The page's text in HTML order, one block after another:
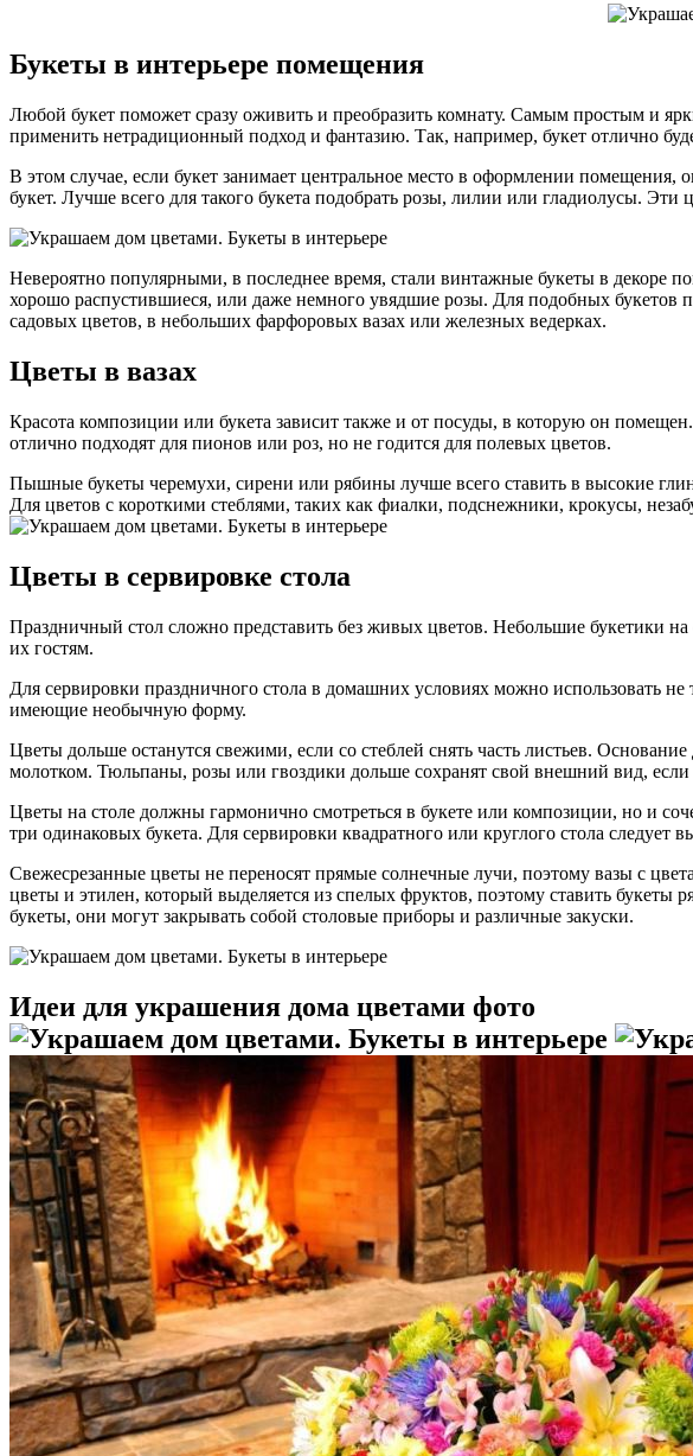
Букеты в интерьере помещения
Любой букет поможет сразу оживить и преобразить комнату. Самым простым и
применить нетрадиционный подход и фантазию. Так, например, букет отлично
В этом случае, если букет занимает центральное место в оформлении
букет. Лучше всего для такого букета подобрать розы, лилии или гладиолусы. Эти
Невероятно популярными, в последнее время, стали винтажные букеты в декоре
хорошо распустившиеся, или даже немного увядшие розы. Для подобных букетов
садовых цветов, в небольших фарфоровых вазах или железных ведерках.
Цветы в вазах
Красота композиции или букета зависит также и от посуды, в которую он
отлично подходят для пионов или роз, но не годится для полевых цветов.
Пышные букеты черемухи, сирени или рябины лучше всего ставить в высокие
Для цветов с короткими стеблями, таких как фиалки, подснежники, крокусы,
Цветы в сервировке стола
Праздничный стол сложно представить без живых цветов. Небольшие букетики
их гостям.
Для сервировки праздничного стола в домашних условиях можно использовать
имеющие необычную форму.
Цветы дольше останутся свежими, если со стеблей снять часть листьев.
молотком. Тюльпаны, розы или гвоздики дольше сохранят свой внешний вид, если
Цветы на столе должны гармонично смотреться в букете или композиции, но и
три одинаковых букета. Для сервировки квадратного или круглого стола следует
Свежесрезанные цветы не переносят прямые солнечные лучи, поэтому вазы с
цветы и этилен, который выделяется из спелых фруктов, поэтому ставить
букеты, они могут закрывать собой столовые приборы и различные закуски.
Идеи для украшения дома цветами фото